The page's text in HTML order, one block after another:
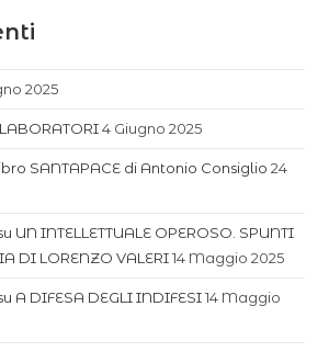
2025
4 Giugno 2025
SANTAPACE di Antonio Consiglio 24
INTELLETTUALE OPEROSO. SPUNTI
DI LORENZO VALERI 14 Maggio 2025
A DIFESA DEGLI INDIFESI 14 Maggio